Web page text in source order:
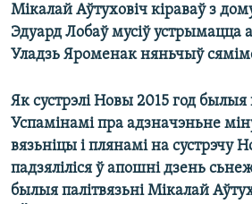
Мікалай Аўтуховіч кіраваў з
Эдуард Лобаў мусіў устрымацца
Уладзь Яроменак няньчыў
Як сустрэлі Новы 2015 год былыя
Успамінамі пра адзначэньне
вязьніцы і плянамі на сустрэчу
падзяліліся ў апошні дзень
былыя палітвязьні Мікалай